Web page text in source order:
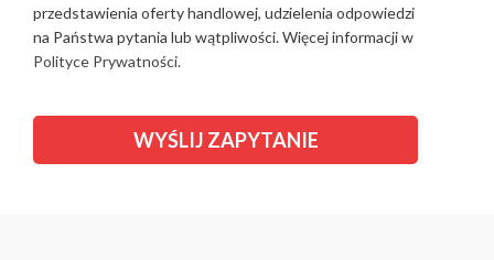
przedstawienia oferty handlowej, udzielenia odpowiedzi
na Państwa pytania lub wątpliwości. Więcej informacji w
Polityce Prywatności.